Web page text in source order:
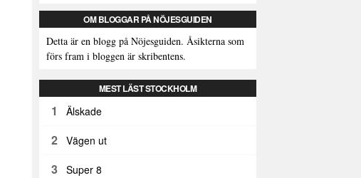
OM BLOGGAR PÅ NÖJESGUIDEN
Detta är en blogg på Nöjesguiden. Åsikterna som
förs fram i bloggen är skribentens.
MEST LÄST STOCKHOLM
1 Älskade
2 Vägen ut
3 Super 8